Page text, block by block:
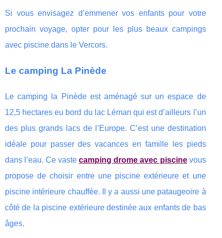
Si vous envisagez d’emmener vos enfants pour votre
prochain voyage, opter pour les plus beaux campings
avec piscine dans le Vercors.
Le camping La Pinède
Le camping la Pinède est aménagé sur un espace de
12,5 hectares eu bord du lac Léman qui est d’ailleurs l’un
des plus grands lacs de l’Europe. C’est une destination
idéale pour passer des vacances en famille les pieds
dans l’eau. Ce vastecamping drome avec piscinevous
propose de choisir entre une piscine extérieure et une
piscine intérieure chauffée. Il y a aussi une pataugeoire à
côté de la piscine extérieure destinée aux enfants de bas
âges.